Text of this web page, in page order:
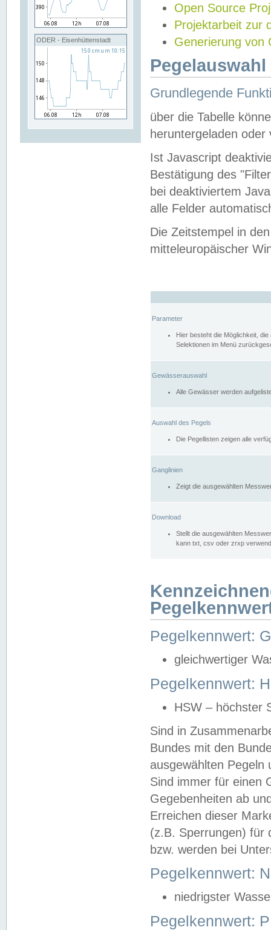
ODER - Eisenhüttenstadt
Open Source
Projektarbeit zur
Generierung von
Grundlegende
über die Tabelle
heruntergeladen oder
Ist Javascript
Bestätigung des
bei deaktiviertem
alle Felder
Die Zeitstempel in
mitteleuropäischer
Parameter
Hier besteht die Möglichkeit,
Selektionen im Menü
Gewässerauswahl
Alle Gewässer werden
Auswahl des Pegels
Die Pegellisten zeigen alle
Ganglinien
Zeigt die ausgewählten
Download
Stellt die ausgewählten
kann txt, csv oder zrxp
Pegelkennwert:
gleichwertiger
Pegelkennwert:
HSW – höchster
Sind in
Bundes mit den
ausgewählten
Sind immer für einen
Gegebenheiten ab
Erreichen dieser
(z.B. Sperrungen) für
bzw. werden bei
Pegelkennwert:
niedrigster
Pegelkennwert: